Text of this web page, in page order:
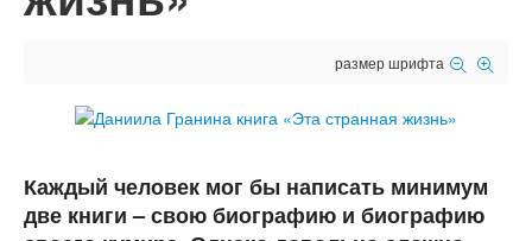
размер шрифта
Каждый человек мог бы написать минимум
две книги – свою биографию и биографию